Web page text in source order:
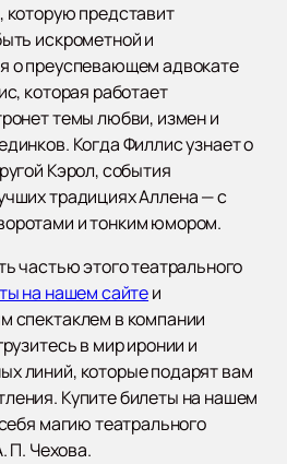
представит
искрометной и
о преуспевающем адвокате
которая работает
темы любви, измен и
Когда Филлис узнает о
Кэрол, события
традициях Аллена — с
и тонким юмором.
частью этого театрального
на нашем сайтеи
спектаклем в компании
в мир иронии и
линий, которые подарят вам
Купите билеты на нашем
магию театрального
П. Чехова.